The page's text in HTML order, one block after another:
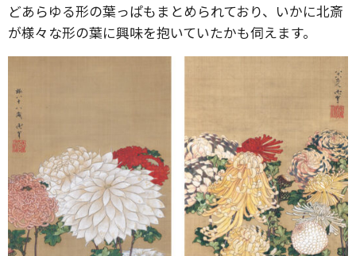
どあらゆる形の葉っぱもまとめられており、いかに北斎
が様々な形の葉に興味を抱いていたかも伺えます。